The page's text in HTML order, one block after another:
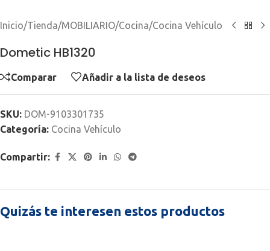
Inicio/Tienda/MOBILIARIO/Cocina/Cocina Vehículo
Dometic HB1320
Comparar Añadir a la lista de deseos
SKU: DOM-9103301735
Categoría: Cocina Vehículo
Compartir:
Quizás te interesen estos productos